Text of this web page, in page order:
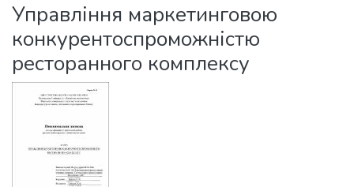
Управління маркетинговою
конкурентоспроможністю
ресторанного комплексу